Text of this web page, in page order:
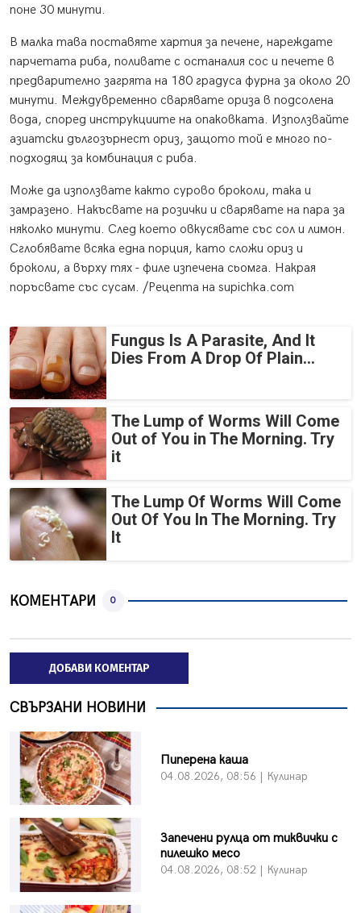
поне 30 минути.
В малка тава поставяте хартия за печене, нареждате
парчетата риба, поливате с останалия сос и печете в
предварително загрята на 180 градуса фурна за около 20
минути. Междувременно сварявате ориза в подсолена
вода, според инструкциите на опаковката. Използвайте
азиатски дългозърнест ориз, защото той е много по-
подходящ за комбинация с риба.
Може да използвате както сурово броколи, така и
замразено. Накъсвате на розички и сварявате на пара за
няколко минути. След което овкусявате със сол и лимон.
Сглобявате всяка една порция, като сложи ориз и
броколи, а върху тях - филе изпечена сьомга. Накрая
поръсвате със сусам. /Рецепта на supichka.com
Fungus Is A Parasite, And It
Dies From A Drop Of Plain...
The Lump of Worms Will Come
Out of You in The Morning. Try
it
The Lump Of Worms Will Come
Out Of You In The Morning. Try
It
КОМЕНТАРИ 0
ДОБАВИ КОМЕНТАР
СВЪРЗАНИ НОВИНИ
Пиперена каша
04.08.2026, 08:56 | Кулинар
Запечени рулца от тиквички с
пилешко месо
04.08.2026, 08:52 | Кулинар